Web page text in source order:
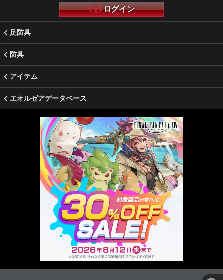
ログイン
足防具
防具
アイテム
エオルゼアデータベース